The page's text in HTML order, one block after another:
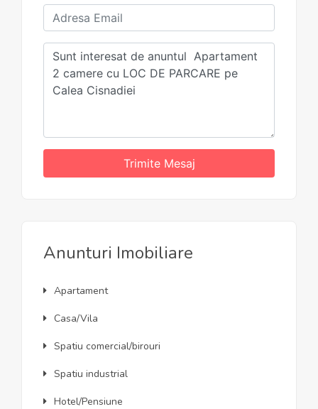
Trimite Mesaj
Anunturi Imobiliare
Apartament
Casa/Vila
Spatiu comercial/birouri
Spatiu industrial
Hotel/Pensiune